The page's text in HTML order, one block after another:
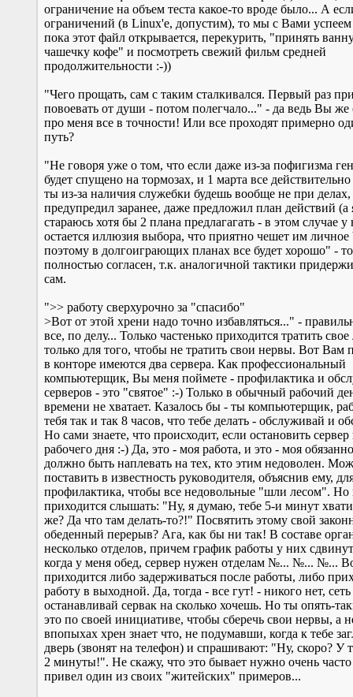
ограничение на объем теста какое-то вроде было... А
ограничений (в Linux'е, допустим), то мы с Вами успеем
пока этот файл открывается, перекурить, "принять
чашечку кофе" и посмотреть свежий фильм средней
продолжительности :-))
"Чего прощать, сам с таким сталкивался. Первый раз
повоевать от души - потом полегчало..." - да ведь Вы же
про меня все в точности! Или все проходят примерно
путь?
"Не говоря уже о том, что если даже из-за пофигизма
будет спущено на тормозах, и 1 марта все
ты из-за наличия служебки будешь вообще не при
предупредил заранее, даже предложил план действий (а
стараюсь хотя бы 2 плана предлагагать - в этом случае у
остается иллюзия выбора, что приятно чешет им
поэтому в долгоиграющих планах все будет хорошо" -
полностью согласен, т.к. аналогичной тактики
сам.
">> работу сверхурочно за "спасибо"
>Вот от этой хрени надо точно избавляться..." -
все, по делу... Только частенько приходится тратить
только для того, чтобы не тратить свои нервы. Вот Вам
в конторе имеются два сервера. Как профессиональный
компьютерщик, Вы меня поймете - профилактика и
серверов - это "святое" :-) Только в обычный рабочий
времени не хватает. Казалось бы - ты компьютерщик,
тебя так и так 8 часов, что тебе делать - обслуживай и
Но сами знаете, что происходит, если остановить сервер
рабочего дня :-) Да, это - моя работа, и это - моя
должно быть наплевать на тех, кто этим недоволен.
поставить в известность руководителя, объяснив ему,
профилактика, чтобы все недовольные "шли лесом". Но
приходится слышать: "Ну, я думаю, тебе 5-и минут
же? Да что там делать-то?!" Посвятить этому свой
обеденный перерыв? Ага, как бы ни так! В составе
несколько отделов, причем график работы у них
когда у меня обед, сервер нужен отделам №... №... №...
приходится либо задерживаться после работы, либо
работу в выходной. Да, тогда - все гут! - никого нет,
останавливай сервак на сколько хочешь. Но ты опять-
это по своей инициативе, чтобы сберечь свои нервы, а
впопыхах хрен знает что, не подумавши, когда к тебе
дверь (звонят на телефон) и спрашивают: "Ну, скоро? У
2 минуты!". Не скажу, что это бывает нужно очень
привел один из своих "житейских" примеров...